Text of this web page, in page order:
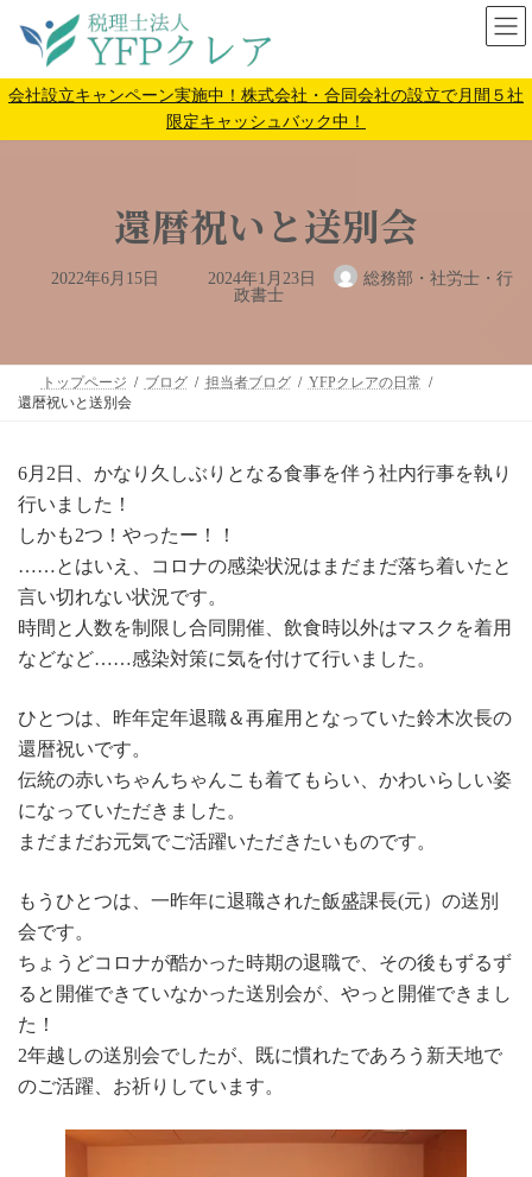
ン
ツ
ー
シ
会社設立キャンペーン実施中！株式会社・合同会社の設立で月間５社
限定キャッシュバック中！
還暦祝いと送別会
2022年6月15日
最
終
:
2024年1月23日
総務部・社労士・行
政書士
トップページ ブログ 担当者ブログ
YFPクレアの日常
還暦祝いと送別会
6月2日、かなり久しぶりとなる食事を伴う社内行事を執り
行いました！
しかも2つ！やったー！！
……とはいえ、コロナの感染状況はまだまだ落ち着いたと
言い切れない状況です。
時間と人数を制限し合同開催、飲食時以外はマスクを着用
などなど……感染対策に気を付けて行いました。
ひとつは、昨年定年退職＆再雇用となっていた鈴木次長の
還暦祝いです。
伝統の赤いちゃんちゃんこも着てもらい、かわいらしい姿
になっていただきました。
まだまだお元気でご活躍いただきたいものです。
もうひとつは、一昨年に退職された飯盛課長(元）の送別
会です。
ちょうどコロナが酷かった時期の退職で、その後もずるず
ると開催できていなかった送別会が、やっと開催できまし
た！
2年越しの送別会でしたが、既に慣れたであろう新天地で
のご活躍、お祈りしています。